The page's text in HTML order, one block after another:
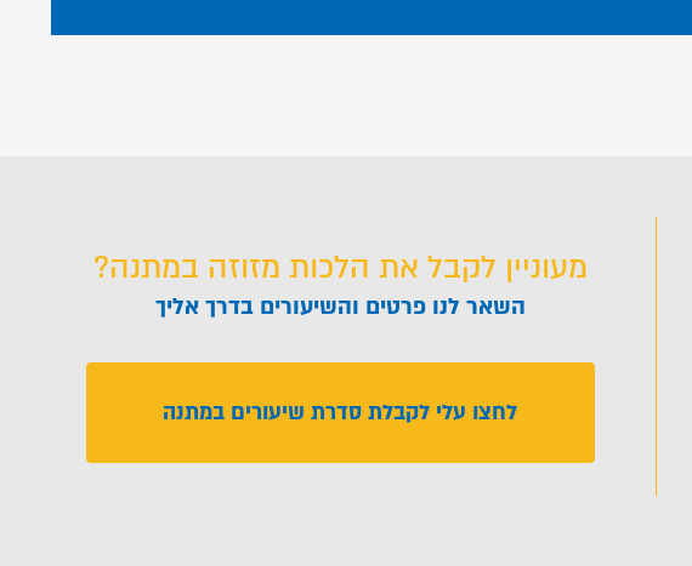
מעוניין לקבל את הלכות מזוזה במתנה?
השאר לנו פרטים והשיעורים בדרך אליך
לחצו עלי לקבלת סדרת שיעורים במתנה